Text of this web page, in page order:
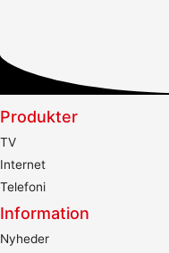
Produkter
TV
Internet
Telefoni
Information
Nyheder